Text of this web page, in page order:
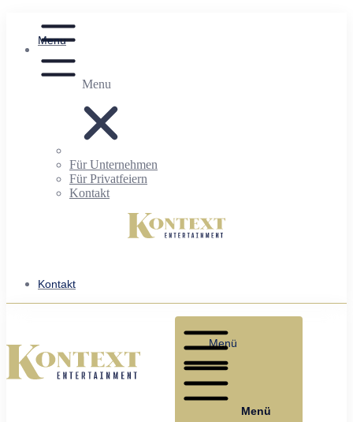
Menu
Menu
Für Unternehmen
Für Privatfeiern
Kontakt
Kontakt
Menü
Menü